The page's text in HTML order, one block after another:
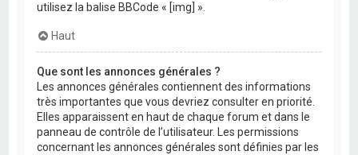
utilisez la balise BBCode « [img] ».
Haut
Que sont les annonces générales ?
Les annonces générales contiennent des informations
très importantes que vous devriez consulter en priorité.
Elles apparaissent en haut de chaque forum et dans le
panneau de contrôle de l’utilisateur. Les permissions
concernant les annonces générales sont définies par les